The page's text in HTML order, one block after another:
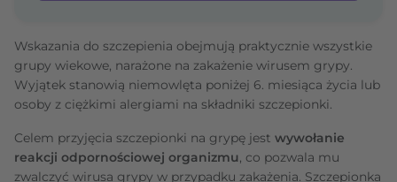
Wskazania do szczepienia obejmują praktycznie wszystkie
grupy wiekowe, narażone na zakażenie wirusem grypy.
Wyjątek stanowią niemowlęta poniżej 6. miesiąca życia lub
osoby z ciężkimi alergiami na składniki szczepionki.
Celem przyjęcia szczepionki na grypę jest wywołanie
reakcji odpornościowej organizmu, co pozwala mu
zwalczyć wirusa grypy w przypadku zakażenia. Szczepionka